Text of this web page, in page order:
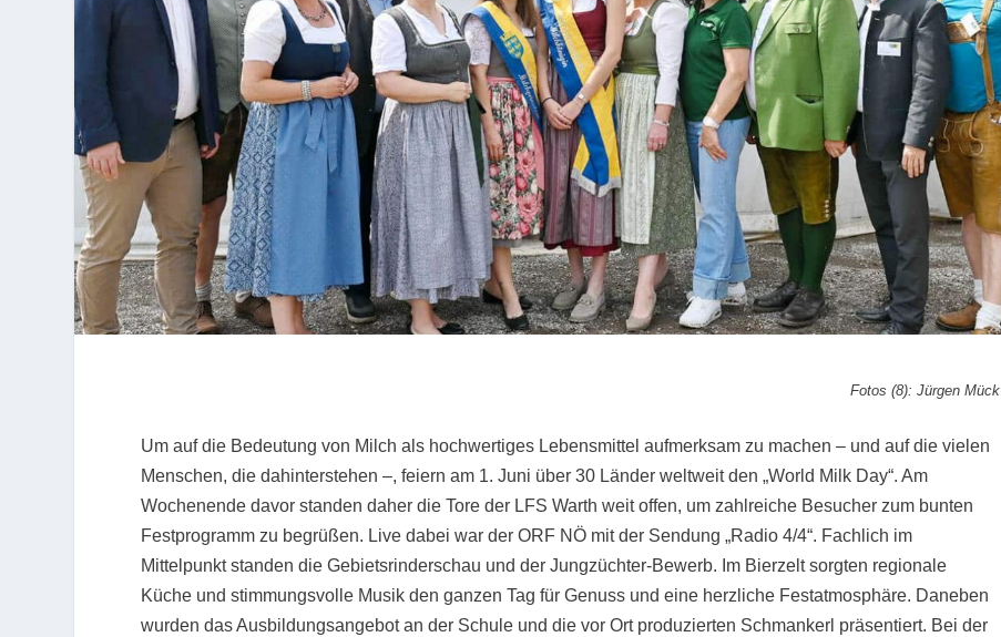
Fotos (8): Jürgen Mück
Um auf die Bedeutung von Milch als hochwertiges Lebensmittel aufmerksam zu machen – und auf die vielen
Menschen, die dahinterstehen –, feiern am 1. Juni über 30 Länder weltweit den „World Milk Day“. Am
Wochenende davor standen daher die Tore der LFS Warth weit offen, um zahlreiche Besucher zum bunten
Festprogramm zu begrüßen. Live dabei war der ORF NÖ mit der Sendung „Radio 4/4“. Fachlich im
Mittelpunkt standen die Gebietsrinderschau und der Jungzüchter-Bewerb. Im Bierzelt sorgten regionale
Küche und stimmungsvolle Musik den ganzen Tag für Genuss und eine herzliche Festatmosphäre. Daneben
wurden das Ausbildungsangebot an der Schule und die vor Ort produzierten Schmankerl präsentiert. Bei der